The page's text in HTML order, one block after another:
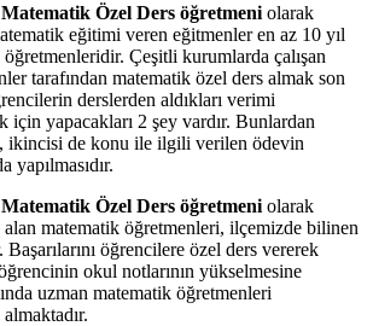
Özel Ders öğretmeni olarak
eğitimi veren eğitmenler en az 10 yıl
Çeşitli kurumlarda çalışan
tarafından matematik özel ders almak son
derslerden aldıkları verimi
için yapacakları 2 şey vardır. Bunlardan
ikincisi de konu ile ilgili verilen ödevin
yapılmasıdır.
Özel Ders öğretmeni olarak
matematik öğretmenleri, ilçemizde bilinen
öğrencilere özel ders vererek
okul notlarının yükselmesine
uzman matematik öğretmenleri